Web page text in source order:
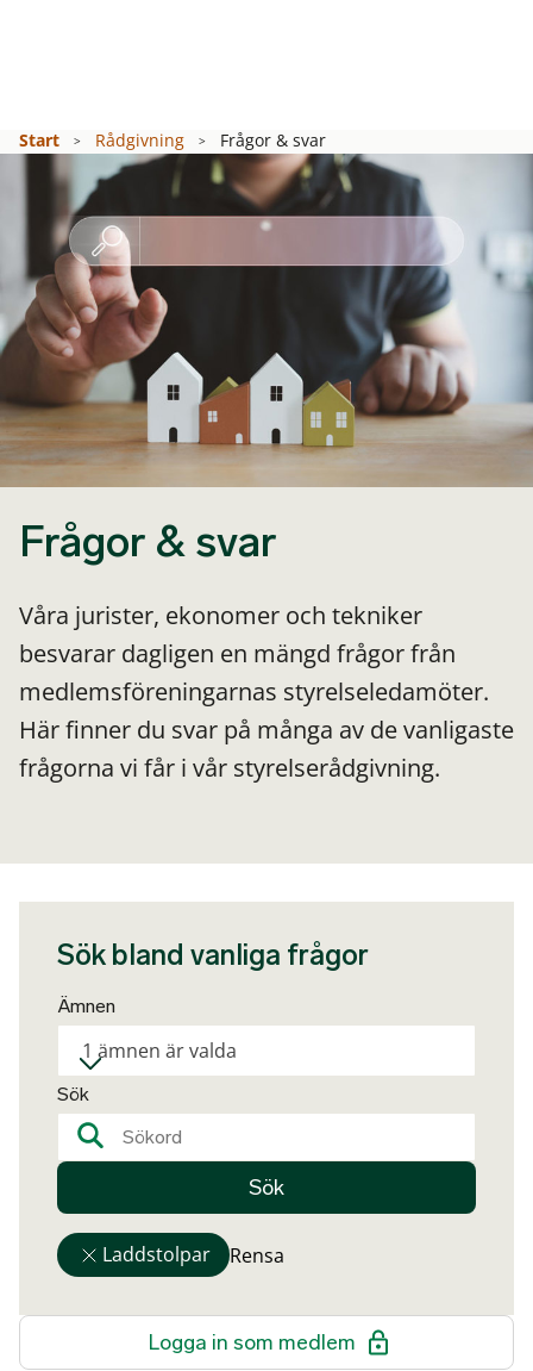
Start Rådgivning Frågor & svar
Frågor & svar
Våra jurister, ekonomer och tekniker
besvarar dagligen en mängd frågor från
medlemsföreningarnas styrelseledamöter.
Här finner du svar på många av de vanligaste
frågorna vi får i vår styrelserådgivning.
Sök bland vanliga frågor
Ämnen
1 ämnen är valda
Sök
Sök
Laddstolpar Rensa
Logga in som medlem